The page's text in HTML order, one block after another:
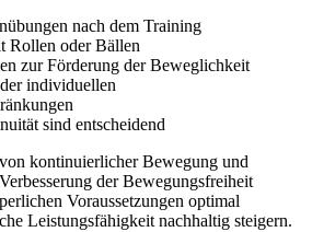
nach dem Training
Rollen oder Bällen
zur Förderung der Beweglichkeit
individuellen
sind entscheidend
kontinuierlicher Bewegung und
der Bewegungsfreiheit
Voraussetzungen optimal
Leistungsfähigkeit nachhaltig steigern.